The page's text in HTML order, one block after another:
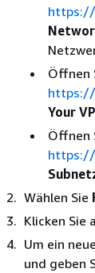
https://
Öffnen
https://
Your
Öffnen
https://
Wählen Sie
Klicken Sie
Um ein
und geben